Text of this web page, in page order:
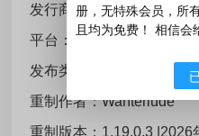
发行商：Paradox 互动
平台：PC
发布类型：Repack
重制作者：Wanterlude
重制版本：1.19.0.3 |2026
册，无特殊会员，所
且均为免费！ 相信会